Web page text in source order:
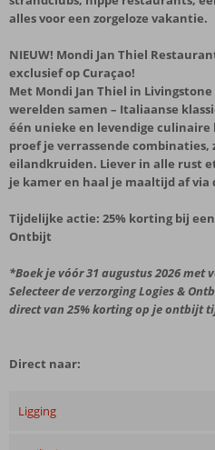
alles voor een zorgeloze vakantie.
NIEUW! Mondi Jan Thiel
exclusief op Curaçao!
Met Mondi Jan Thiel in
werelden samen – Italiaanse
één unieke en levendige
proef je verrassende combinaties,
eilandkruiden. Liever in alle rust
je kamer en haal je maaltijd af
Tijdelijke actie: 25% korting bij
Ontbijt
*Boek je vóór 31 augustus 2026 met
Selecteer de verzorging Logies &
direct van 25% korting op je ontbijt
Direct naar:
Ligging